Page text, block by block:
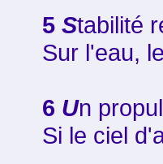
5 Stabilité
Sur l'eau,
6 Un
Si le ciel